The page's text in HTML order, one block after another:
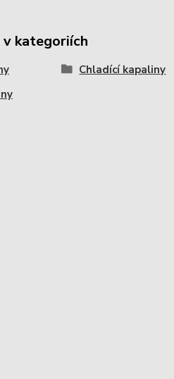
v kategoriích
Chladící kapaliny